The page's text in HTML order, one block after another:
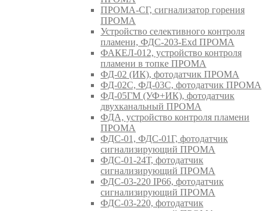
ПРОМА-СГ, сигнализатор горения
ПРОМА
Устройство селективного контроля
пламени, ФДС-203-Exd ПРОМА
ФАКЕЛ-012, устройство контроля
пламени в топке ПРОМА
ФД-02 (ИК), фотодатчик ПРОМА
ФД-02С, ФД-03С, фотодатчик ПРОМА
ФД-05ГМ (УФ+ИК), фотодатчик
двухканальный ПРОМА
ФДА, устройство контроля пламени
ПРОМА
ФДС-01, ФДС-01Г, фотодатчик
сигнализирующий ПРОМА
ФДС-01-24Т, фотодатчик
сигнализирующий ПРОМА
ФДС-03-220 IP66, фотодатчик
сигнализирующий ПРОМА
ФДС-03-220, фотодатчик